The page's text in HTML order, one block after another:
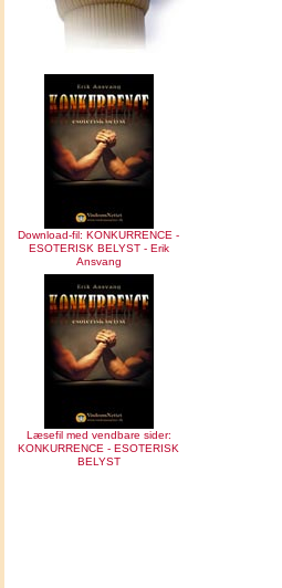
Download-fil: KONKURRENCE -
ESOTERISK BELYST - Erik
Ansvang
Læsefil med vendbare sider:
KONKURRENCE - ESOTERISK
BELYST